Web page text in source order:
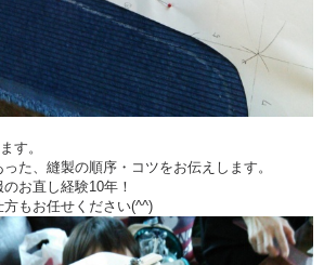
す。
た、縫製の順序・コツをお伝えします。
お直し経験10年！
もお任せください(^^)